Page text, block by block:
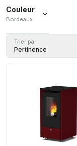
Couleur
Bordeaux
(1)
Trier par
Pertinence